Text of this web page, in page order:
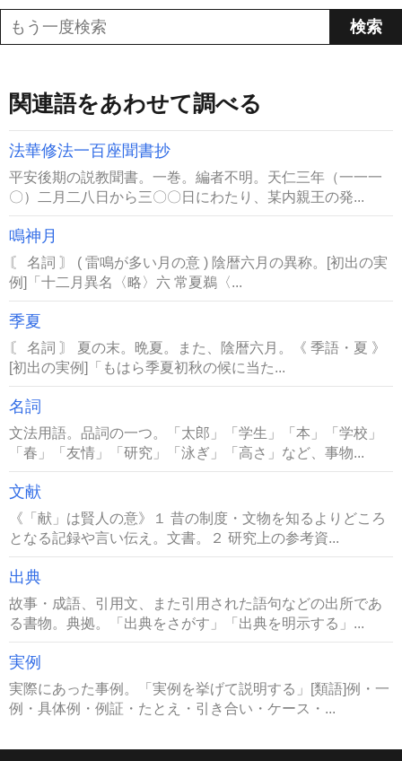
関連語をあわせて調べる
法華修法一百座聞書抄
平安後期の説教聞書。一巻。編者不明。天仁三年（一一一
〇）二月二八日から三〇〇日にわたり、某内親王の発...
鳴神月
〘 名詞 〙 ( 雷鳴が多い月の意 ) 陰暦六月の異称。[初出の実
例]「十二月異名〈略〉六 常夏鵜〈...
季夏
〘 名詞 〙 夏の末。晩夏。また、陰暦六月。《 季語・夏 》
[初出の実例]「もはら季夏初秋の候に当た...
名詞
文法用語。品詞の一つ。「太郎」「学生」「本」「学校」
「春」「友情」「研究」「泳ぎ」「高さ」など、事物...
文献
《「献」は賢人の意》１ 昔の制度・文物を知るよりどころ
となる記録や言い伝え。文書。２ 研究上の参考資...
出典
故事・成語、引用文、また引用された語句などの出所であ
る書物。典拠。「出典をさがす」「出典を明示する」...
実例
実際にあった事例。「実例を挙げて説明する」[類語]例・一
例・具体例・例証・たとえ・引き合い・ケース・...